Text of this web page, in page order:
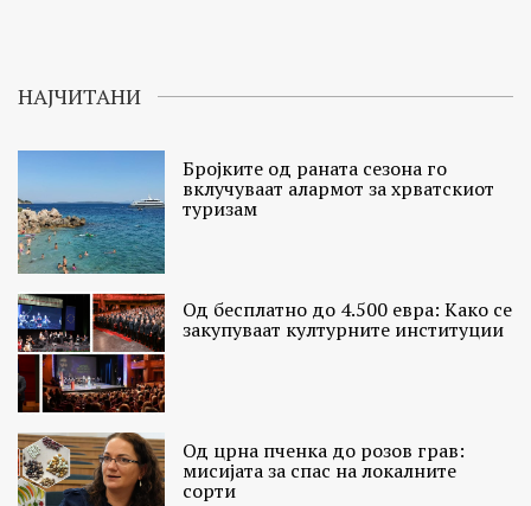
НАЈЧИТАНИ
Бројките од раната сезона го
вклучуваат алармот за хрватскиот
туризам
Од бесплатно до 4.500 евра: Како се
закупуваат културните институции
Од црна пченка до розов грав:
мисијата за спас на локалните
сорти